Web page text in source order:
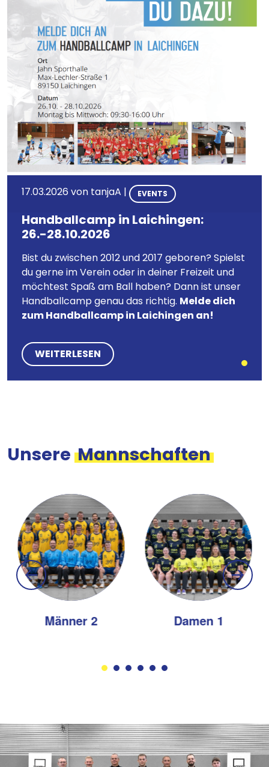
17.03.2026 von tanjaA | EVENTS
Handballcamp in Laichingen:
26.-28.10.2026
Bist du zwischen 2012 und 2017 geboren? Spielst
du gerne im Verein oder in deiner Freizeit und
möchtest Spaß am Ball haben? Dann ist unser
Handballcamp genau das richtig. Melde dich
zum Handballcamp in Laichingen an!
WEITERLESEN
Unsere Mannschaften
Männer 2 Damen 1
Bild